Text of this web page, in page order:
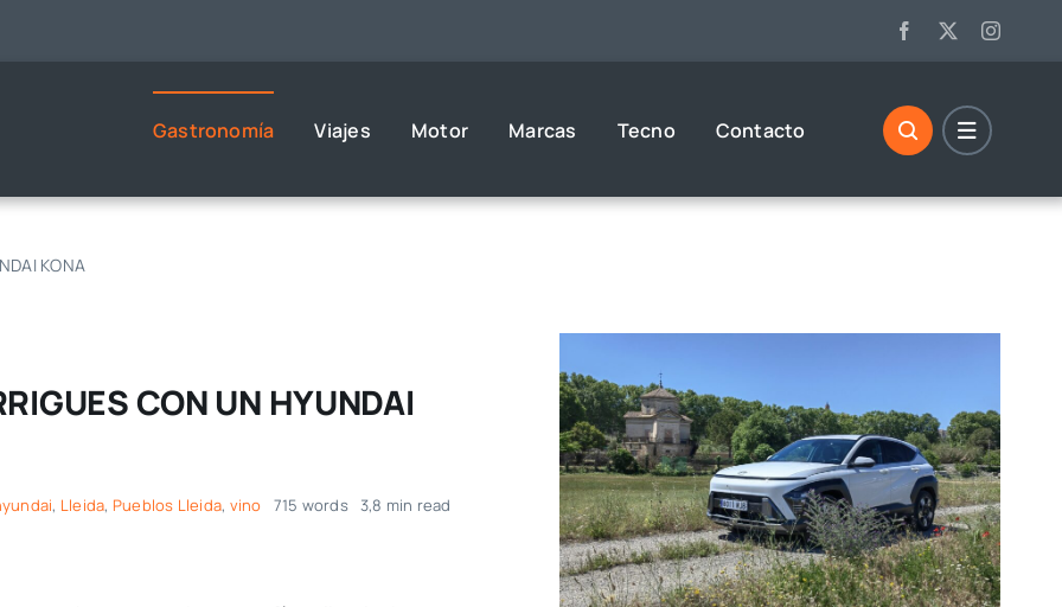
Gastronomía Viajes Motor Marcas Tecno Contacto
KONA
CON UN HYUNDAI
, Lleida, Pueblos Lleida, vino 715 words 3,8 min read